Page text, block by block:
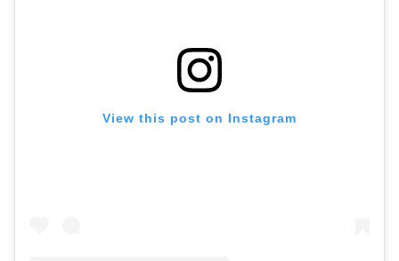
View this post on Instagram